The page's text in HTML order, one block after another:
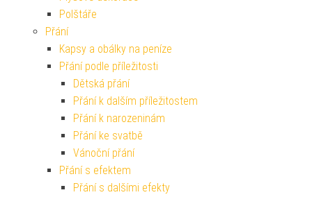
Polštáře
Přání
Kapsy a obálky na peníze
Přání podle příležitosti
Dětská přání
Přání k dalším příležitostem
Přání k narozeninám
Přání ke svatbě
Vánoční přání
Přání s efektem
Přání s dalšími efekty